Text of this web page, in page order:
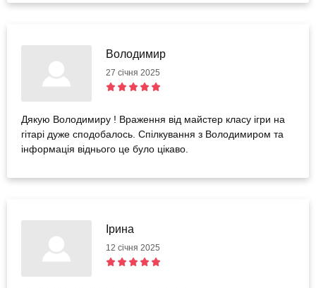
Володимир
27 січня 2025
Дякую Володимиру ! Враження від майстер класу ігри на
гітарі дуже сподобалось. Спілкування з Володимиром та
інформація віднього це було цікаво.
Ірина
12 січня 2025